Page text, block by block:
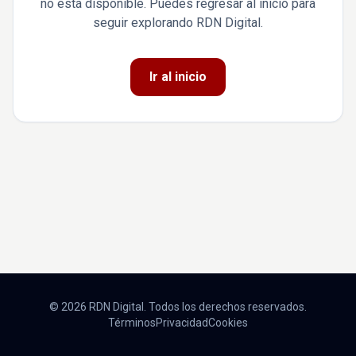
no está disponible. Puedes regresar al inicio para
seguir explorando RDN Digital.
Ir al inicio
© 2026 RDN Digital. Todos los derechos reservados.
TérminosPrivacidadCookies